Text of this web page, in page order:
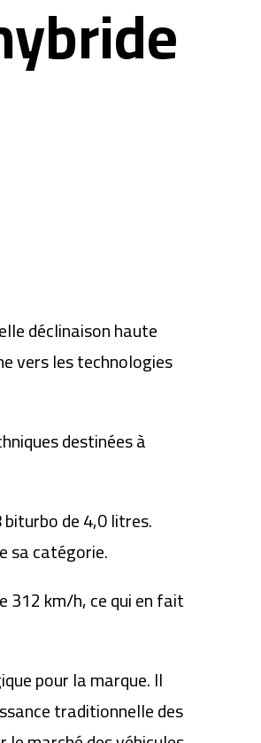
déclinaison haute
vers les technologies
destinées à
biturbo de 4,0 litres.
sa catégorie.
312 km/h, ce qui en fait
pour la marque. Il
traditionnelle des